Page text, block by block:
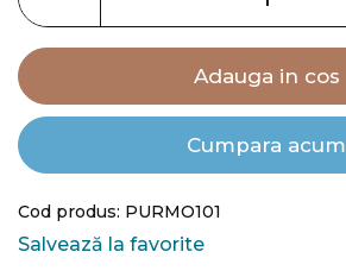
gallery
Adauga in cos
Cumpara acum
Cod produs: PURMO101
Salvează la favorite